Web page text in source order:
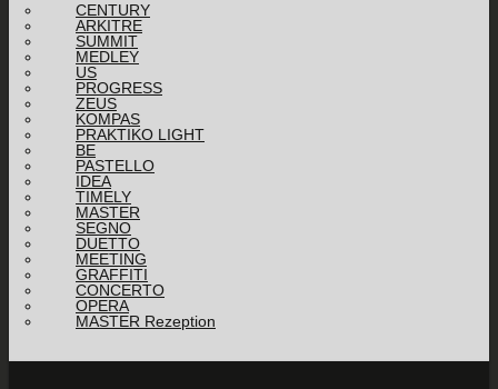
CENTURY
ARKITRE
SUMMIT
MEDLEY
US
PROGRESS
ZEUS
KOMPAS
PRAKTIKO LIGHT
BE
PASTELLO
IDEA
TIMELY
MASTER
SEGNO
DUETTO
MEETING
GRAFFITI
CONCERTO
OPERA
MASTER Rezeption